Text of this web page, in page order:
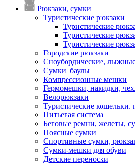
Рюкзаки, сумки
Туристические рюкзаки
Туристические
Туристические
Туристические
Городские рюкзаки
Сноубордические,
Сумки, баулы
Компрессионные мешки
Гермомешки, накидки,
Велорюкзаки
Туристические кошельки,
Питьевая система
Беговые ремни, желеты,
Поясные сумки
Спортивные сумки,
Сумки-мешки для обуви
Детские переноски